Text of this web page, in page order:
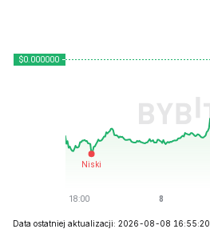
Data ostatniej aktualizacji: 2026-08-08 16:55:20